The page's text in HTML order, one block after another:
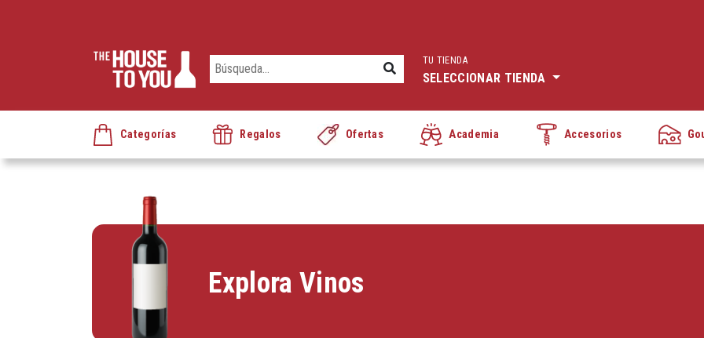
TU TIENDA
SELECCIONAR TIENDA
Categorías Regalos Ofertas Academia Accesorios
Explora Vinos